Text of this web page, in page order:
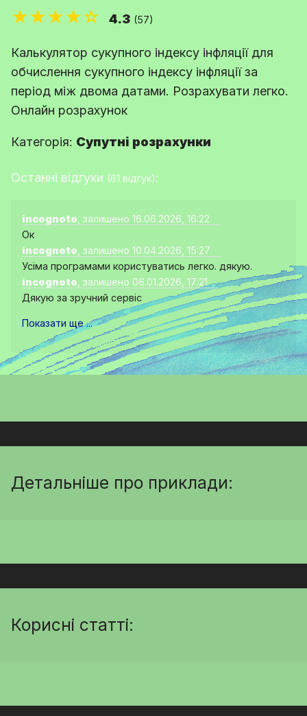
★★★★☆ 4.3 (57)
Калькулятор сукупного індексу інфляції для
обчислення сукупного індексу інфляції за
період між двома датами. Розрахувати легко.
Онлайн розрахунок
Категорія: Супутні розрахунки
Останні відгуки (61 відгук):
incognoto , залишено 16.06.2026, 16:22
Ок
incognoto , залишено 10.04.2026, 15:27
Усіма програмами користуватись легко. дякую.
incognoto , залишено 06.01.2026, 17:21
Дякую за зручний сервіс
Показати ще ...
Детальніше про приклади:
Корисні статті: